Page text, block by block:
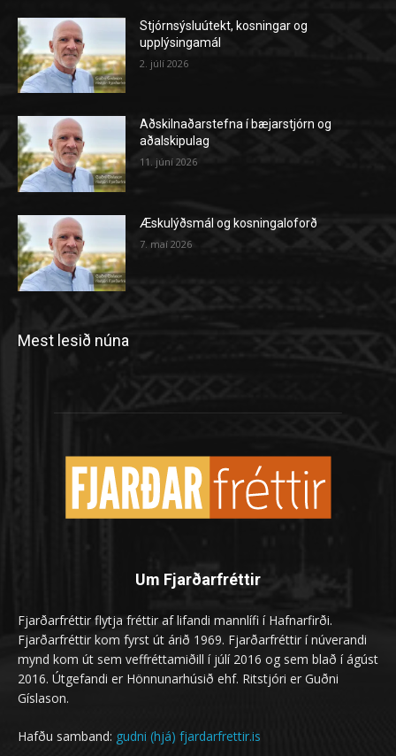
Stjórnsýsluútekt, kosningar og
upplýsingamál
2. júlí 2026
Aðskilnaðarstefna í bæjarstjórn og
aðalskipulag
11. júní 2026
Æskulýðsmál og kosningaloforð
7. maí 2026
Mest lesið núna
Um Fjarðarfréttir
Fjarðarfréttir flytja fréttir af lifandi mannlífi í Hafnarfirði.
Fjarðarfréttir kom fyrst út árið 1969. Fjarðarfréttir í núverandi
mynd kom út sem veffréttamiðill í júlí 2016 og sem blað í ágúst
2016. Útgefandi er Hönnunarhúsið ehf. Ritstjóri er Guðni
Gíslason.
Hafðu samband: gudni (hjá) fjardarfrettir.is